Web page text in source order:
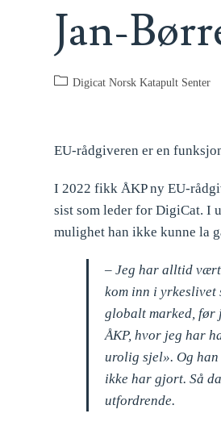
Jan-
Digicat Norsk Katapult Senter
EU-rådgiveren er en
I 2022 fikk ÅKP ny EU-
sist som leder for DigiCat. I
mulighet han ikke kunne la
– Jeg har alltid vært
kom inn i yrkeslivet
globalt marked, før
ÅKP, hvor jeg har
urolig sjel». Og
ikke har gjort. Så
utfordrende.